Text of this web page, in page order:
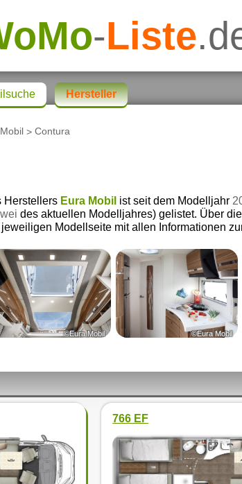
-Liste
>Contura
Herstellers Eura Mobil ist seit dem Modelljahr
des aktuellen Modelljahres) gelistet. Über
Modellseite mit allen Informationen
©Eura Mobil ©Eura Mobil
766 EF
Hersteller